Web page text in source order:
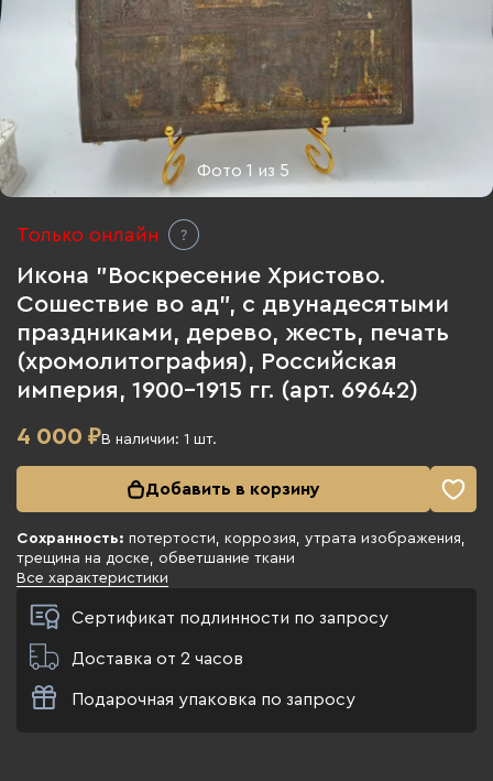
Фото1 из 5
Только онлайн
Икона "Воскресение Христово.
Сошествие во ад", с двунадесятыми
праздниками, дерево, жесть, печать
(хромолитография), Российская
империя, 1900-1915 гг. (арт. 69642)
4 000 ₽В наличии: 1 шт.
Добавить в корзину
Сохранность: потертости, коррозия, утрата изображения,
трещина на доске, обветшание ткани
Все характеристики
Сертификат подлинности по запросу
Доставка от 2 часов
Подарочная упаковка по запросу